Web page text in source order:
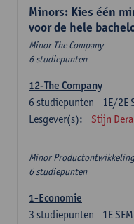
Minors: Kies één
voor de hele
Minor The Company
6 studiepunten
12-The Company
1E/2E
6 studiepunten
Lesgever(s):
Stijn
Minor Productontwikkeling
6 studiepunten
1-Economie
1E SEM
3 studiepunten